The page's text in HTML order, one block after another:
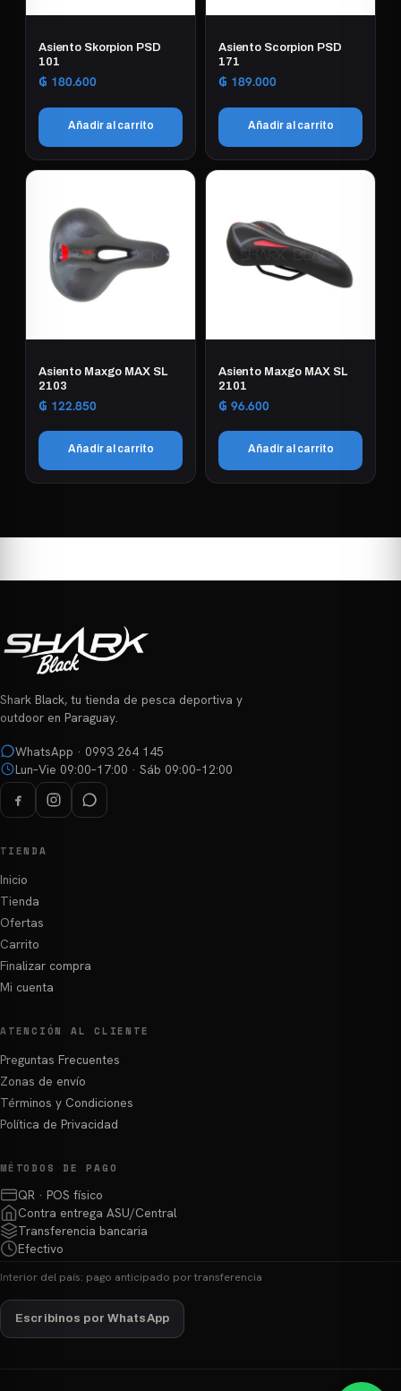
Asiento Skorpion PSD
101
₲ 180.600
Añadir al carrito
Asiento Scorpion PSD
171
₲ 189.000
Añadir al carrito
Asiento Maxgo MAX SL
2103
₲ 122.850
Añadir al carrito
Asiento Maxgo MAX SL
2101
₲ 96.600
Añadir al carrito
Shark Black, tu tienda de pesca deportiva y
outdoor en Paraguay.
WhatsApp · 0993 264 145
Lun–Vie 09:00–17:00 · Sáb 09:00–12:00
TIENDA
Inicio
Tienda
Ofertas
Carrito
Finalizar compra
Mi cuenta
ATENCIÓN AL CLIENTE
Preguntas Frecuentes
Zonas de envío
Términos y Condiciones
Política de Privacidad
MÉTODOS DE PAGO
QR · POS físico
Contra entrega ASU/Central
Transferencia bancaria
Efectivo
Interior del país: pago anticipado por transferencia
Escribinos por WhatsApp